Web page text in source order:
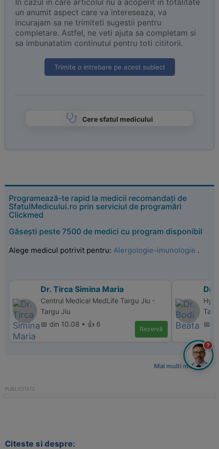
In cazul in care articolul nu a acoperit in totalitate
un anumit aspect care va intereseaza, va
incurajam sa ne trimiteti sugestii pentru
completare. Astfel, ne veti ajuta sa completam si
sa imbunatatim continutul pentru toti cititorii.
Trimite o intrebare pe acest subiect
Cere sfatul medicului
Programează-te rapid la medicii recomandați de
SfatulMedicului.ro prin serviciul de programări
Clickmed
Găsești peste 7500 de medici cu program disponibil
Alege medicul potrivit pentru: Alergologie-imunologie .
Dr. Tirca Simina Maria
Centrul Medical MedLife Targu Jiu -
Targu Jiu
📅 din 10.08 • 👍 6
Rezervă
Dr.
📅
Mai multi medici >
Citeste si despre:
?